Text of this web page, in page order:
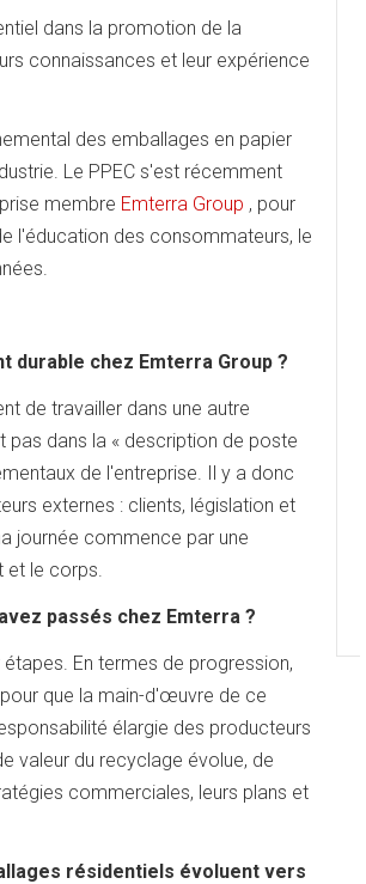
dans la promotion de la
connaissances et leur expérience
des emballages en papier
Le PPEC s'est récemment
membre Emterra Group , pour
l'éducation des consommateurs, le
durable chez Emterra Group ?
de travailler dans une autre
dans la « description de poste
de l'entreprise. Il y a donc
externes : clients, législation et
journée commence par une
et le corps.
passés chez Emterra ?
En termes de progression,
que la main-d'œuvre de ce
élargie des producteurs
valeur du recyclage évolue, de
commerciales, leurs plans et
résidentiels évoluent vers